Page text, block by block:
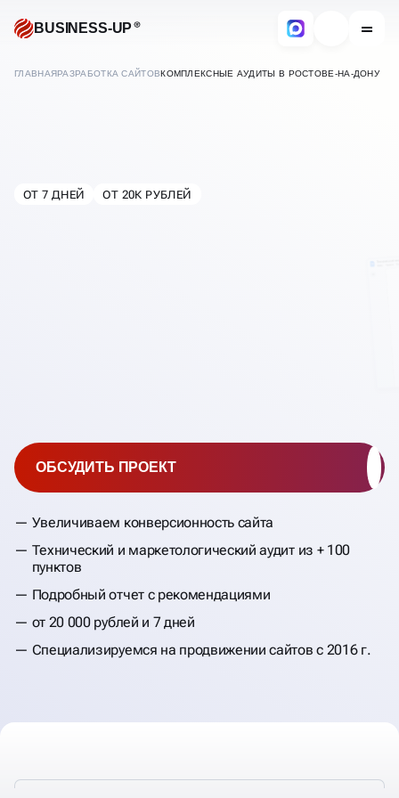
BUSINESS-UP
ГЛАВНАЯРАЗРАБОТКА САЙТОВКОМПЛЕКСНЫЕ АУДИТЫ В РОСТОВЕ-НА-ДОНУ
АУДИТ САЙТА
ОТ 7 ДНЕЙ ОТ 20К РУБЛЕЙ
Увеличиваем конверсионность сайта
Технический и маркетологический аудит из + 100
пунктов
Подробный отчет с рекомендациями
от 20 000 рублей и 7 дней
Специализируемся на продвижении сайтов с 2016 г.
ОБСУДИТЬ ПРОЕКТ